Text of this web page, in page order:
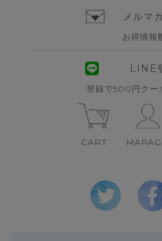
メルマ
お得情報
LINE
登録で500円クー
CART